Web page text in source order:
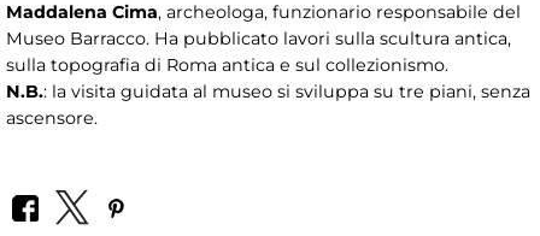
Maddalena Cima, archeologa, funzionario responsabile del
Museo Barracco. Ha pubblicato lavori sulla scultura antica,
sulla topografia di Roma antica e sul collezionismo.
N.B.: la visita guidata al museo si sviluppa su tre piani, senza
ascensore.